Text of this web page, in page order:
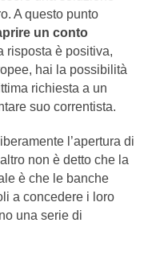
A questo punto
un conto
risposta è positiva,
hai la possibilità
richiesta a un
suo correntista.
l’apertura di
non è detto che la
è che le banche
a concedere i loro
una serie di